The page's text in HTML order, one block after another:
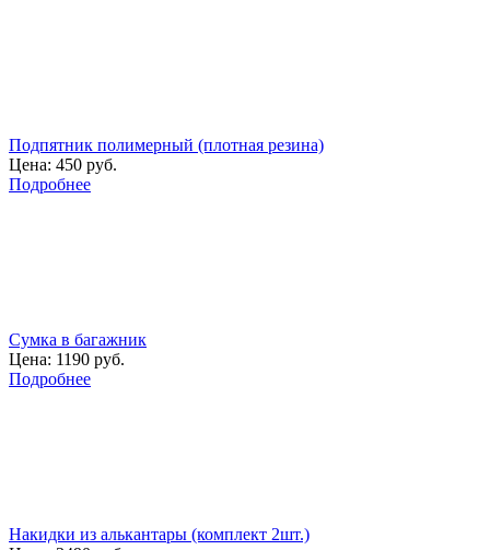
Подпятник полимерный (плотная резина)
Цена: 450 руб.
Подробнее
Сумка в багажник
Цена: 1190 руб.
Подробнее
Накидки из алькантары (комплект 2шт.)